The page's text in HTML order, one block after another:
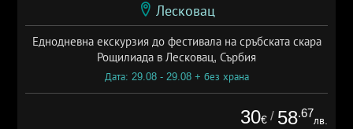
Лесковац
Еднодневна екскурзия до фестивала на сръбската скара
Рощилиада в Лесковац, Сърбия
Дата: 29.08 - 29.08 + без храна
30€ / 58.67
лв.